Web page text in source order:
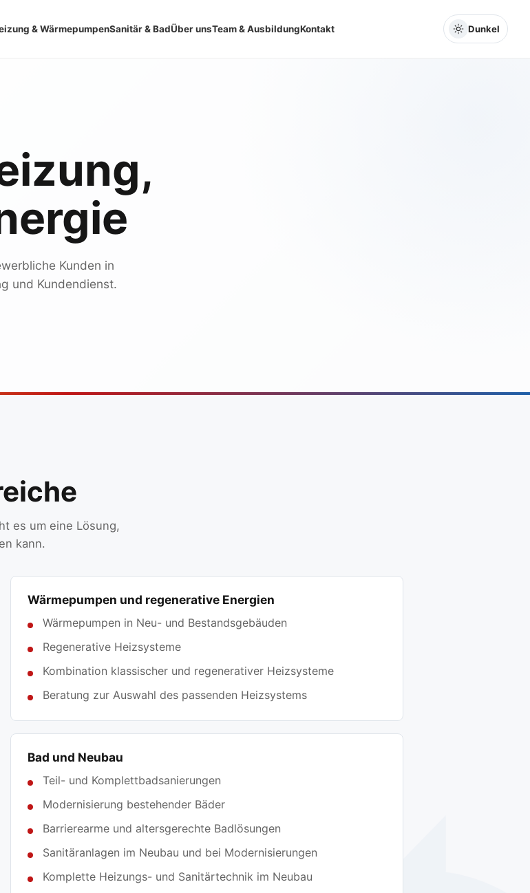
& WärmepumpenSanitär & BadÜber unsTeam & AusbildungKontakt Dunkel
Kunden in
und Kundendienst.
es um eine Lösung,
kann.
Wärmepumpen und regenerative Energien
Wärmepumpen in Neu- und Bestandsgebäuden
Regenerative Heizsysteme
Kombination klassischer und regenerativer Heizsysteme
Beratung zur Auswahl des passenden Heizsystems
Bad und Neubau
Teil- und Komplettbadsanierungen
Modernisierung bestehender Bäder
Barrierearme und altersgerechte Badlösungen
Sanitäranlagen im Neubau und bei Modernisierungen
Komplette Heizungs- und Sanitärtechnik im Neubau